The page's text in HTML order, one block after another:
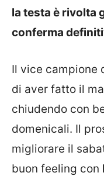
la testa è rivolta
conferma
Il vice campione
di aver fatto il
chiudendo con
domenicali. Il
migliorare il
buon feeling con